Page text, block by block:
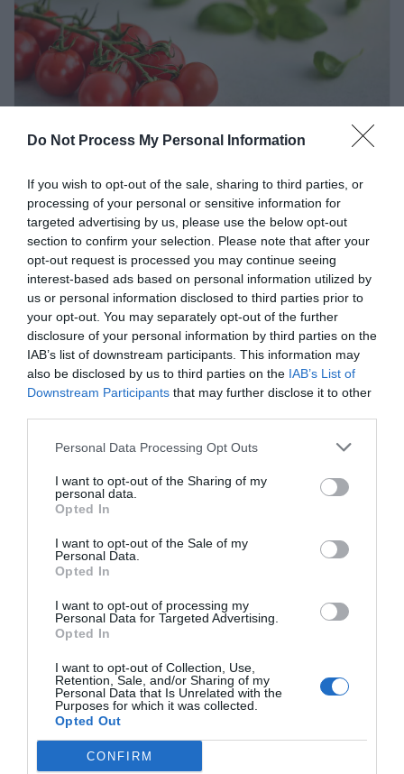
Do Not Process My Personal Information
If you wish to opt-out of the sale, sharing to third parties, or
processing of your personal or sensitive information for
targeted advertising by us, please use the below opt-out
section to confirm your selection. Please note that after your
opt-out request is processed you may continue seeing
interest-based ads based on personal information utilized by
us or personal information disclosed to third parties prior to
your opt-out. You may separately opt-out of the further
disclosure of your personal information by third parties on the
IAB’s list of downstream participants. This information may
also be disclosed by us to third parties on the IAB’s List of
Downstream Participants that may further disclose it to other
Personal Data Processing Opt Outs
I want to opt-out of the Sharing of my
personal data.
Opted In
I want to opt-out of the Sale of my
Personal Data.
Opted In
I want to opt-out of processing my
Personal Data for Targeted Advertising.
Opted In
I want to opt-out of Collection, Use,
Retention, Sale, and/or Sharing of my
Personal Data that Is Unrelated with the
Purposes for which it was collected.
Opted Out
CONFIRM
cuisininfo 13 juin 2025 0 Comments
Menu de la semaine : idées de
recettes du 16 au 22 juin
Accueillez l’été avec notre menu du 16 au 22 juin ! Des
recettes fraîches, cuissons douces et saveurs estivales
qui célèbrent l’arrivée officielle
Read More
COURS DE CUISINE
cuisininfo 3 juin 2025 0 Comments
Encore plus gourmand qu’un